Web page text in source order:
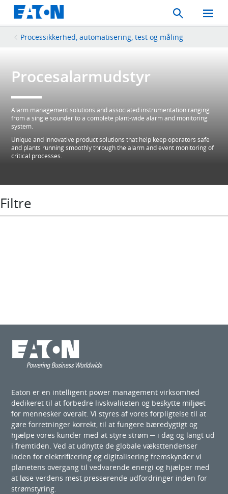
Search
Toggle
Mobile
Processikkerhed, automatisering, test og måling
Procesalarmudstyr
Alarm management solutions and associated instrumentation ranging
from a single sounder to a complete plant-wide alarm and monitoring
system.
Unique and innovative product solutions that help keep operators safe
and plants running smoothly through the alarm and event monitoring of
critical processes.
Filtre
Eaton er en intelligent power management virksomhed
dedikeret til at forbedre livskvaliteten og beskytte miljøet
for mennesker overalt. Vi styres af vores forpligtelse til at
gøre forretninger korrekt, til at fungere bæredygtigt og
hjælpe vores kunder med at styre strøm ─ i dag og langt ud
i fremtiden. Ved at udnytte de globale væksttendenser
inden for elektrificering og digitalisering fremskynder vi
planetens overgang til vedvarende energi og hjælper med
at løse verdens mest presserende udfordringer inden for
strømstyring.